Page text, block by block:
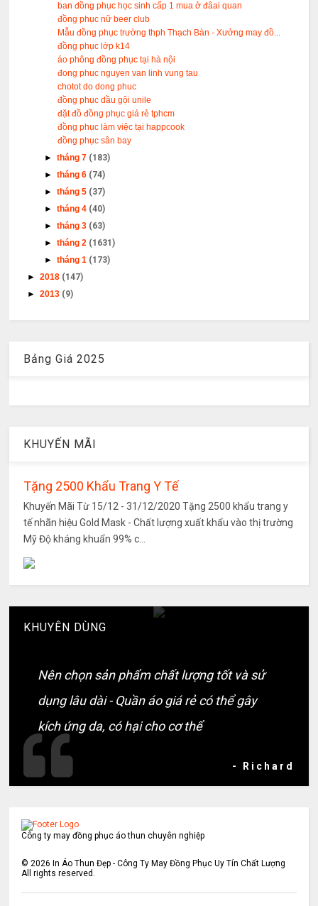
ban đồng phục học sinh cấp 1 mua ở đâai quan
đồng phục nữ beer club
Mẫu đồng phục trường thph Thạch Bàn - Xưởng may đồ...
đồng phục lớp k14
áo phông đồng phục tại hà nội
đong phuc nguyen van linh vung tau
chotot do dong phuc
đồng phục dầu gội unile
đặt đồ đồng phục giá rẻ tphcm
đồng phục làm việc tại happcook
đồng phục sân bay
►tháng 7 (183)
►tháng 6 (74)
►tháng 5 (37)
►tháng 4 (40)
►tháng 3 (63)
►tháng 2 (1631)
►tháng 1 (173)
►2018 (147)
►2013 (9)
Bảng Giá 2025
KHUYẾN MÃI
Tặng 2500 Khẩu Trang Y Tế
Khuyến Mãi Từ 15/12 - 31/12/2020 Tặng 2500 khẩu trang y
tế nhãn hiệu Gold Mask - Chất lượng xuất khẩu vào thị trường
Mỹ Độ kháng khuẩn 99% c...
KHUYÊN DÙNG
Nên chọn sản phẩm chất lượng tốt và sử
dụng lâu dài - Quần áo giá rẻ có thể gây
kích ứng da, có hại cho cơ thể
- Richard
Công ty may đồng phục áo thun chuyên nghiệp
©2026 In Áo Thun Đẹp - Công Ty May Đồng Phục Uy Tín Chất Lượng
All rights reserved.